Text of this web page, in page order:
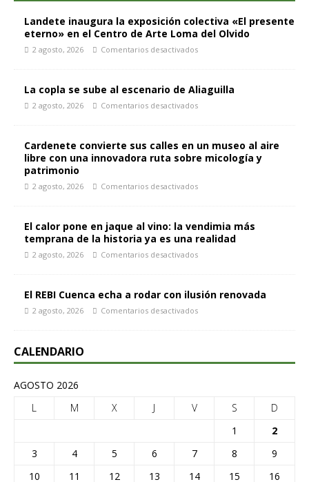
Landete inaugura la exposición colectiva «El presente
eterno» en el Centro de Arte Loma del Olvido
2 agosto, 2026 Comentarios desactivados
La copla se sube al escenario de Aliaguilla
2 agosto, 2026 Comentarios desactivados
Cardenete convierte sus calles en un museo al aire
libre con una innovadora ruta sobre micología y
patrimonio
2 agosto, 2026 Comentarios desactivados
El calor pone en jaque al vino: la vendimia más
temprana de la historia ya es una realidad
2 agosto, 2026 Comentarios desactivados
El REBI Cuenca echa a rodar con ilusión renovada
2 agosto, 2026 Comentarios desactivados
CALENDARIO
AGOSTO 2026
L
M X J V S
D
1
2
3
4 5 6 7 8
9
10
11 12 13 14 15
16